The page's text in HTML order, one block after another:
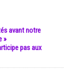
avant notre
»
pas aux